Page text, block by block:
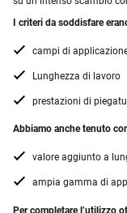
I criteri da soddisfare
campi di
Lunghezza di lavoro
prestazioni di
Abbiamo anche tenuto
valore aggiunto a
ampia gamma di
Per completare l’utilizzo